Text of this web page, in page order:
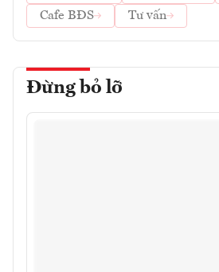
Cafe BĐS
Tư vấn
Đừng bỏ lỡ